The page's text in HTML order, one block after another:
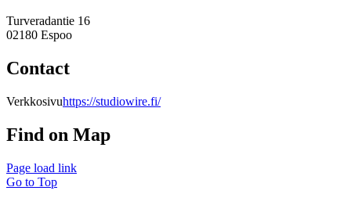
Turveradantie 16
02180 Espoo
Contact
Verkkosivuhttps://studiowire.fi/
Find on Map
Page load link
Go to Top